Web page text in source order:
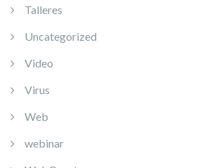
Talleres
Uncategorized
Video
Virus
Web
webinar